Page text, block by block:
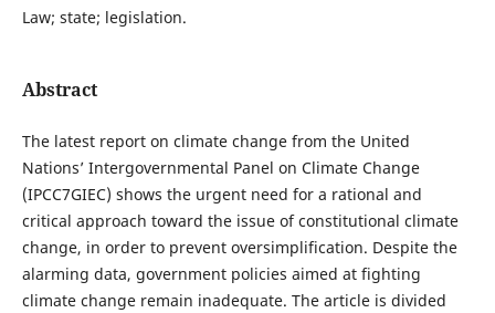
Law; state; legislation.
Abstract
The latest report on climate change from the United
Nations’ Intergovernmental Panel on Climate Change
(IPCC7GIEC) shows the urgent need for a rational and
critical approach toward the issue of constitutional climate
change, in order to prevent oversimplification. Despite the
alarming data, government policies aimed at fighting
climate change remain inadequate. The article is divided